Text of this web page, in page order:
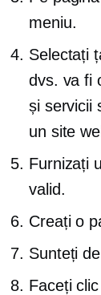
meniu.
Selectați
dvs. va fi
și servicii
un site
Furnizați
valid.
Creați o
Sunteți
Faceți